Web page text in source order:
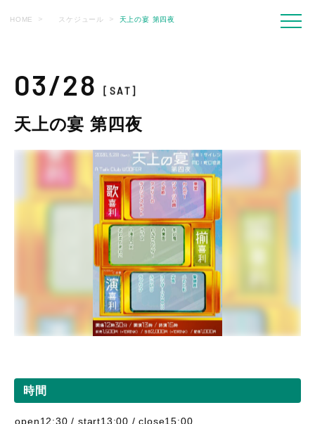
HOME スケジュール 天上の宴 第四夜
03/28[SAT]
天上の宴 第四夜
時間
open12:30 / start13:00 / close15:00